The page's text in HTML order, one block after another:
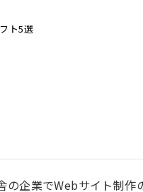
ト5選
の企業でWebサイト制作